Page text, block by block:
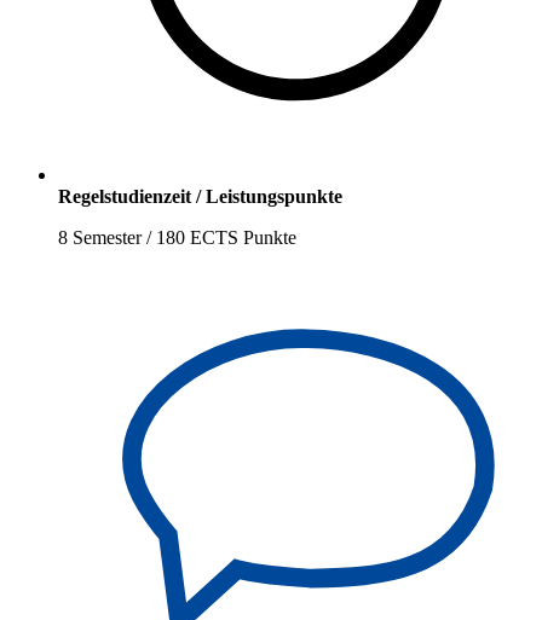
Regelstudienzeit / Leistungspunkte
8 Semester / 180 ECTS Punkte